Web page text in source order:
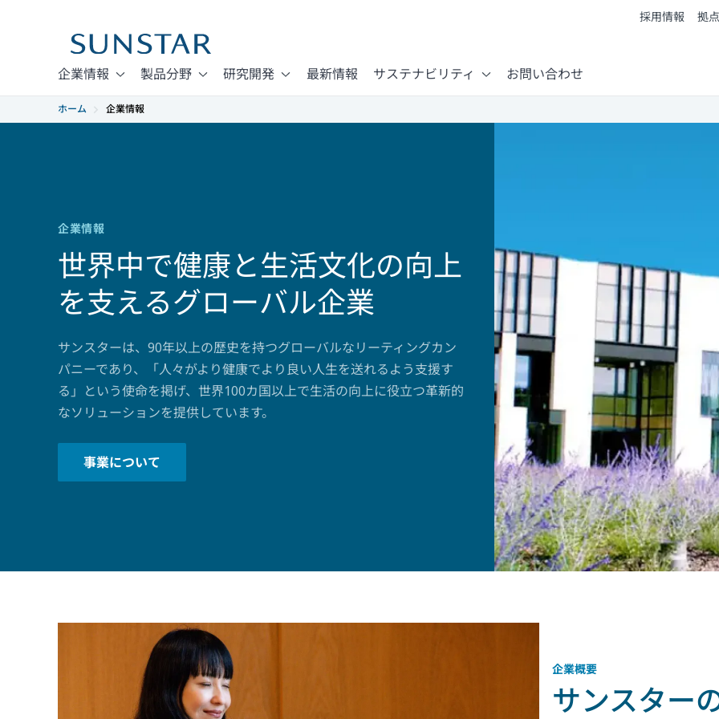
採用情報 拠
企業情報 製品分野 研究開発 最新情報 サステナビリティ お問い合わせ
ホーム 企業情報
企業情報
世界中で健康と生活文化の向上
を支えるグローバル企業
サンスターは、90年以上の歴史を持つグローバルなリーティングカン
パニーであり、「人々がより健康でより良い人生を送れるよう支援す
る」という使命を掲げ、世界100カ国以上で生活の向上に役立つ革新的
なソリューションを提供しています。
事業について
企業概要
サンスター